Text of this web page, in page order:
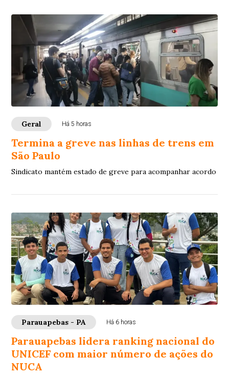
Geral Há 5 horas
Termina a greve nas linhas de trens em
São Paulo
Sindicato mantém estado de greve para acompanhar acordo
Parauapebas - PA Há 6 horas
Parauapebas lidera ranking nacional do
UNICEF com maior número de ações do
NUCA